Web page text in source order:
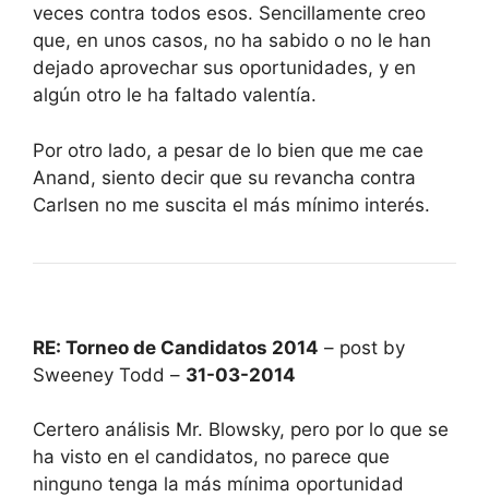
veces contra todos esos. Sencillamente creo
que, en unos casos, no ha sabido o no le han
dejado aprovechar sus oportunidades, y en
algún otro le ha faltado valentía.
Por otro lado, a pesar de lo bien que me cae
Anand, siento decir que su revancha contra
Carlsen no me suscita el más mínimo interés.
RE: Torneo de Candidatos 2014 – post by
Sweeney Todd – 31-03-2014
Certero análisis Mr. Blowsky, pero por lo que se
ha visto en el candidatos, no parece que
ninguno tenga la más mínima oportunidad